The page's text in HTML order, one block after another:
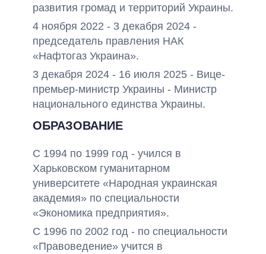
развития громад и территорий Украины.
4 ноября 2022 - 3 декабря 2024 -
председатель правления НАК
«Нафтогаз Украина».
3 декабря 2024 - 16 июля 2025 - Вице-
премьер-министр Украины - Министр
национального единства Украины.
ОБРАЗОВАНИЕ
С 1994 по 1999 год - учился в
Харьковском гуманитарном
университете «Народная украинская
академия» по специальности
«Экономика предприятия».
С 1996 по 2002 год - по специальности
«Правоведение» учится в